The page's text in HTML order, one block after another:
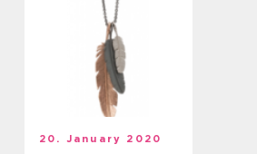
20. January 2020